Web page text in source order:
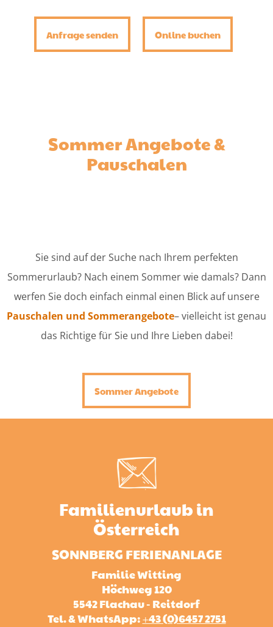
Anfrage senden Online buchen
Sommer Angebote &
Pauschalen
Sie sind auf der Suche nach Ihrem perfekten
Sommerurlaub? Nach einem Sommer wie damals? Dann
werfen Sie doch einfach einmal einen Blick auf unsere
Pauschalen und Sommerangebote– vielleicht ist genau
das Richtige für Sie und Ihre Lieben dabei!
Sommer Angebote
Familienurlaub in
Österreich
SONNBERG FERIENANLAGE
Familie Witting
Höchweg 120
5542 Flachau - Reitdorf
Tel. & WhatsApp:+43 (0)6457 2751